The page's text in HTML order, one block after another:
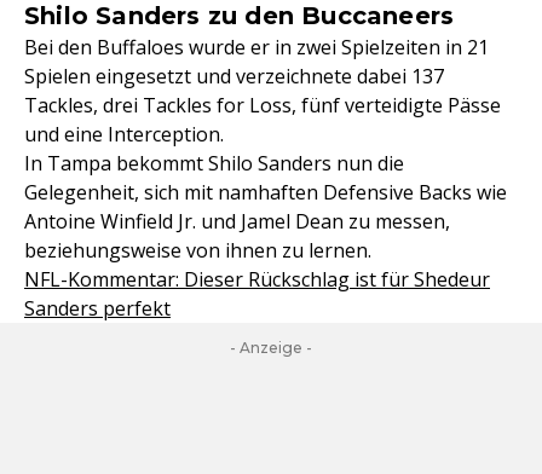
Shilo Sanders zu den Buccaneers
Bei den Buffaloes wurde er in zwei Spielzeiten in 21
Spielen eingesetzt und verzeichnete dabei 137
Tackles, drei Tackles for Loss, fünf verteidigte Pässe
und eine Interception.
In Tampa bekommt Shilo Sanders nun die
Gelegenheit, sich mit namhaften Defensive Backs wie
Antoine Winfield Jr. und Jamel Dean zu messen,
beziehungsweise von ihnen zu lernen.
NFL-Kommentar: Dieser Rückschlag ist für Shedeur
Sanders perfekt
- Anzeige -